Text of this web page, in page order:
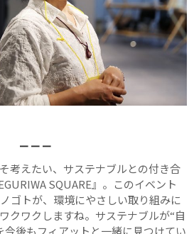
— — —
考えたい、サステナブルとの付き合
SQUARE』。このイベント
ゴトが、環境にやさしい取り組みに
クワクしますね。サステナブルが“自
後もフィアットと一緒に見つけてい